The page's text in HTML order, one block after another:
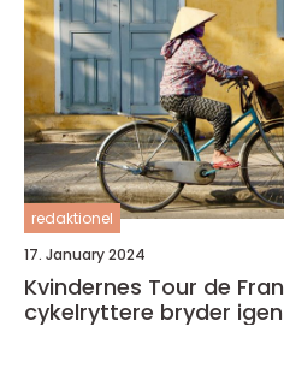
redaktionel
17. January 2024
Kvindernes Tour de
cykelryttere bryder